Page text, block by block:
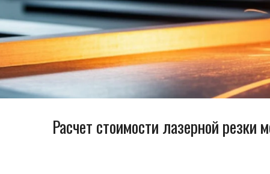
Расчет стоимости лазерной резки